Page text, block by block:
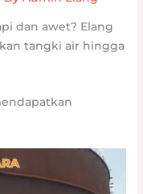
dan awet? Elang
tangki air hingga